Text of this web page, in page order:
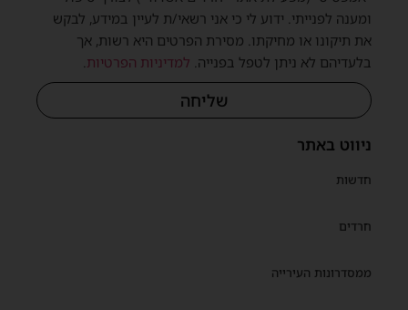
ניווט באתר
חדשות
חרדים
ממסדרונות העירייה
ומענה לפנייתי. ידוע לי כי אני רשאי/ת לעיין במידע, לבקש
את תיקונו או מחיקתו. מסירת הפרטים היא רשות, אך
בלעדיהם לא ניתן לטפל בפנייה. למדיניות הפרטיות.
שליחה